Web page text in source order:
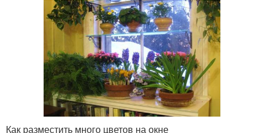
Как разместить много цветов на окне